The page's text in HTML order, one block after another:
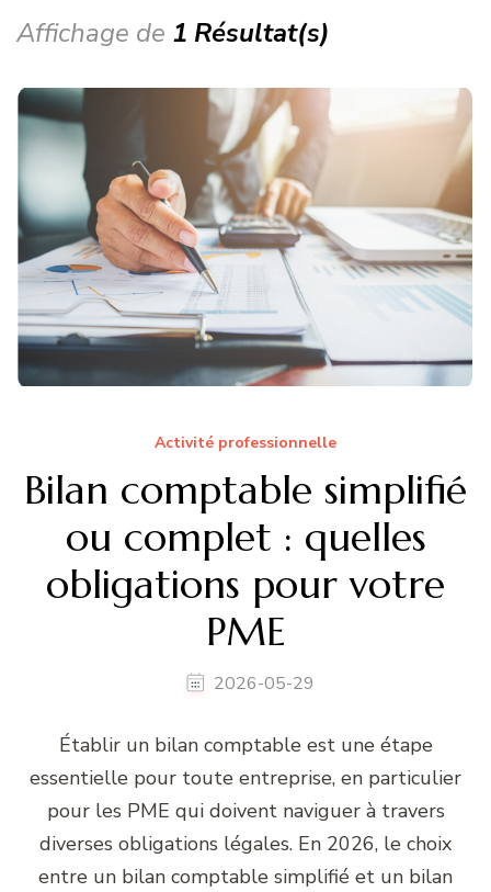
Affichage de 1 Résultat(s)
Activité professionnelle
Bilan comptable simplifié
ou complet : quelles
obligations pour votre
PME
2026-05-29
Établir un bilan comptable est une étape
essentielle pour toute entreprise, en particulier
pour les PME qui doivent naviguer à travers
diverses obligations légales. En 2026, le choix
entre un bilan comptable simplifié et un bilan